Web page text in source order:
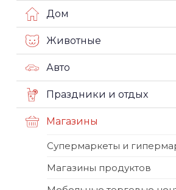
Дом
Животные
Авто
Праздники и отдых
Магазины
Супермаркеты и
Магазины продуктов